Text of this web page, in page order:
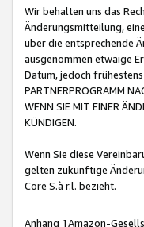
Wir behalten uns das
Änderungsmitteilung,
über die entsprechende
ausgenommen etwaige
Datum, jedoch
PARTNERPROGRAMM
WENN SIE MIT EINER
KÜNDIGEN.
Wenn Sie diese
gelten zukünftige
Core S.à r.l. bezieht.
Anhang 1Amazon-